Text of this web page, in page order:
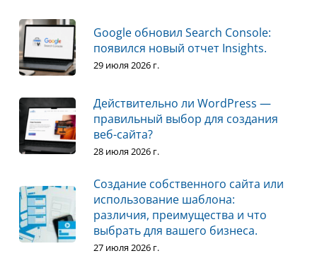
Google обновил Search Console:
появился новый отчет Insights.
29 июля 2026 г.
Действительно ли WordPress —
правильный выбор для создания
веб-сайта?
28 июля 2026 г.
Создание собственного сайта или
использование шаблона:
различия, преимущества и что
выбрать для вашего бизнеса.
27 июля 2026 г.